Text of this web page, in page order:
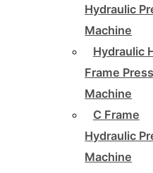
Hydraulic
Machine
Hydraulic
Frame
Machine
C Frame
Hydraulic
Machine